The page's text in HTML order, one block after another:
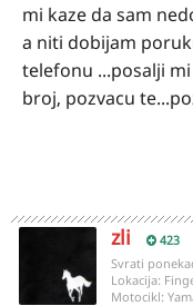
mi kaze da sam
a niti dobijam
telefonu ...posalji
broj, pozvacu
zli 423
Svrati
Lokacija:
Motocikl: